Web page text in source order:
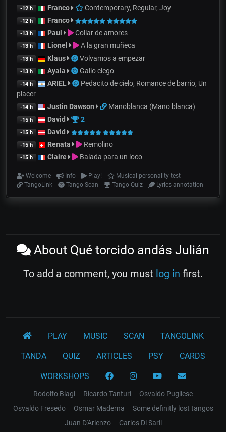
-12 h Franco Contemporary, Regular, Joy
-12 h Franco
-13 h Paul Collar de amores
-13 h Lionel A la gran muñeca
-13 h Klaus Volvamos a empezar
-13 h Ayala Gallo ciego
-14 h ARIEL
Pedacito de cielo, Romance de barrio, Un
placer
-14 h Justin Dawson Manoblanca (Mano blanca)
-15 h David 2
-15 h David
-15 h Renata Remolino
-15 h Claire Balada para un loco
Welcome Info Play!
Musical personality test
TangoLink
Tango Scan Tango Quiz Lyrics annotation
About Qué torcido andás Julián
To add a comment, you must log in first.
PLAY MUSIC SCAN TANGOLINK
TANDA QUIZ ARTICLES PSY CARDS
WORKSHOPS
Rodolfo Biagi Ricardo Tanturi
Osvaldo Pugliese
Osvaldo Fresedo
Osmar Maderna
Some definitly lost tangos
Juan D'Arienzo
Carlos Di Sarli